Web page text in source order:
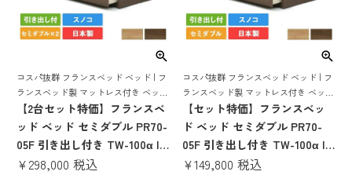
コスパ抜群 フランスベッド ベッド | フ
ランスベッド製 マットレス付き ベット
マットレス 付き マットレスセット 70
周年 収納 収納付き 引き出し 引出し ス
ノコ すのこ すのこベッド
【2台セット特価】フランスベ
ッド ベッド セミダブル PR70-
05F 引き出し付き TW-100α |
正規品 フランスベッド製 セミ
¥298,000 税込
コスパ抜群 フランスベッド ベッド | フ
ランスベッド製 マットレス付き ベット
マットレス 付き マットレスセット 70
周年 収納 収納付き 引き出し 引出し ス
ノコ すのこ すのこベッド
【セット特価】フランスベッ
ド ベッド セミダブル PR70-
05F 引き出し付き TW-100α |
正規品 フランスベッド製 セミ
¥149,800 税込